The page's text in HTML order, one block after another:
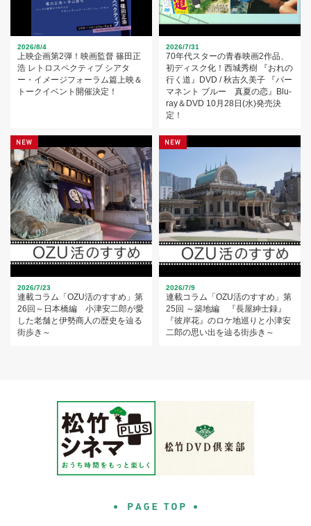
2026/8/4
上映企画第2弾！映画監督 篠田正
浩 レトロスペクティブ シアタ
ー・イメージフォーラム篇上映＆
トークイベント開催決定！
2026/7/31
70年代スターの青春映画2作品、
初ディスク化！西城秀樹 『おれの
行く道』DVD / 秋吉久美子 『パー
マネント ブルー 真夏の恋』Blu-
ray＆DVD 10月28日(水)発売決
定！
2026/7/23
連載コラム「OZU活のすすめ」第
26回～日本橋編 小津安二郎が愛
した老舗と伊勢商人の歴史を辿る
街歩き～
2026/7/9
連載コラム「OZU活のすすめ」第
25回 ～築地編 『長屋紳士録』
『彼岸花』のロケ地巡りと小津安
二郎の思い出を辿る街歩き～